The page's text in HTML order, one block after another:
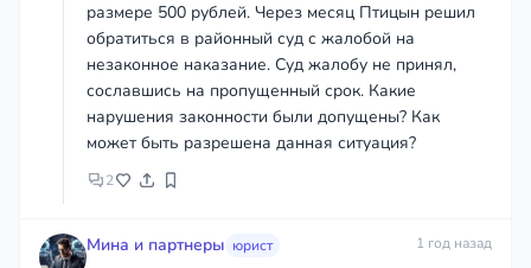
размере 500 рублей. Через месяц Птицын решил
обратиться в районный суд с жалобой на
незаконное наказание. Суд жалобу не принял,
сославшись на пропущенный срок. Какие
нарушения законности были допущены? Как
может быть разрешена данная ситуация?
2
Мина и партнеры юрист 1 год назад